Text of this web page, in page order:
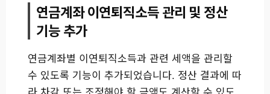
연금계좌 이연퇴직소득 관리 및 정산
기능 추가
연금계좌별 이연퇴직소득과 관련 세액을 관리할
수 있도록 기능이 추가되었습니다. 정산 결과에 따